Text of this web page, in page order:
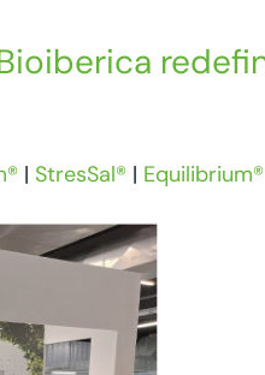
| StresSal® | Equilibrium®